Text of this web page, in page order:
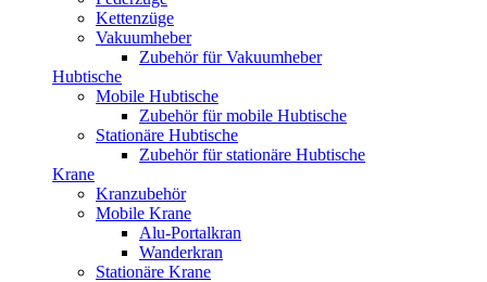
Kettenzüge
Vakuumheber
Zubehör für Vakuumheber
Hubtische
Mobile Hubtische
Zubehör für mobile Hubtische
Stationäre Hubtische
Zubehör für stationäre Hubtische
Krane
Kranzubehör
Mobile Krane
Alu-Portalkran
Wanderkran
Stationäre Krane